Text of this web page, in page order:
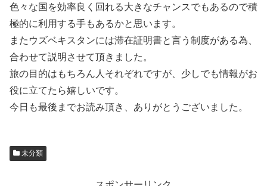
色々な国を効率良く回れる大きなチャンスでもあるので積
極的に利用する手もあるかと思います。
またウズベキスタンには滞在証明書と言う制度がある為、
合わせて説明させて頂きました。
旅の目的はもちろん人それぞれですが、少しでも情報がお
役に立てたら嬉しいです。
今日も最後までお読み頂き、ありがとうございました。
未分類